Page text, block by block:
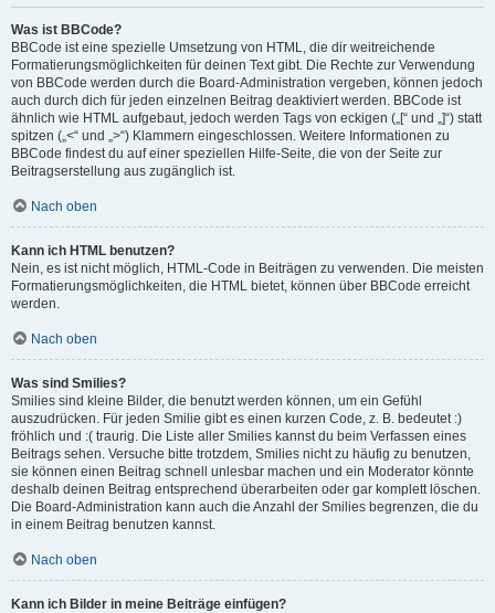
Was ist BBCode?
BBCode ist eine spezielle Umsetzung von HTML, die dir weitreichende
Formatierungsmöglichkeiten für deinen Text gibt. Die Rechte zur Verwendung
von BBCode werden durch die Board-Administration vergeben, können jedoch
auch durch dich für jeden einzelnen Beitrag deaktiviert werden. BBCode ist
ähnlich wie HTML aufgebaut, jedoch werden Tags von eckigen („[“ und „]“) statt
spitzen („<“ und „>“) Klammern eingeschlossen. Weitere Informationen zu
BBCode findest du auf einer speziellen Hilfe-Seite, die von der Seite zur
Beitragserstellung aus zugänglich ist.
Nach oben
Kann ich HTML benutzen?
Nein, es ist nicht möglich, HTML-Code in Beiträgen zu verwenden. Die meisten
Formatierungsmöglichkeiten, die HTML bietet, können über BBCode erreicht
werden.
Nach oben
Was sind Smilies?
Smilies sind kleine Bilder, die benutzt werden können, um ein Gefühl
auszudrücken. Für jeden Smilie gibt es einen kurzen Code, z. B. bedeutet :)
fröhlich und :( traurig. Die Liste aller Smilies kannst du beim Verfassen eines
Beitrags sehen. Versuche bitte trotzdem, Smilies nicht zu häufig zu benutzen,
sie können einen Beitrag schnell unlesbar machen und ein Moderator könnte
deshalb deinen Beitrag entsprechend überarbeiten oder gar komplett löschen.
Die Board-Administration kann auch die Anzahl der Smilies begrenzen, die du
in einem Beitrag benutzen kannst.
Nach oben
Kann ich Bilder in meine Beiträge einfügen?